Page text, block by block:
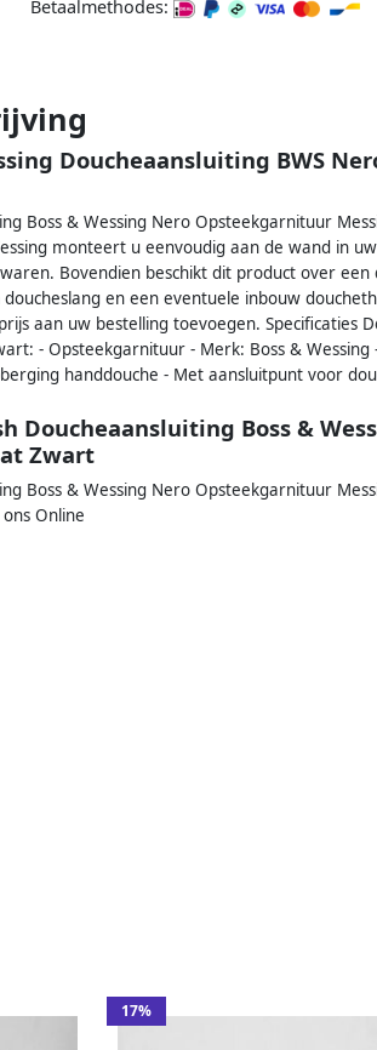
Betaalmethodes:
Doucheaansluiting BWS
Boss & Wessing Nero Opsteekgarnituur
monteert u eenvoudig aan de wand in
Bovendien beschikt dit product over
doucheslang en een eventuele inbouw
aan uw bestelling toevoegen. Specificaties
- Opsteekgarnituur - Merk: Boss &
handdouche - Met aansluitpunt voor
Doucheaansluiting Boss &
Zwart
Boss & Wessing Nero Opsteekgarnituur
Online
17%